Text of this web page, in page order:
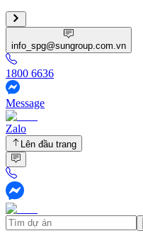
info_spg@sungroup.com.vn
1800 6636
Message
Zalo
Lên đầu trang